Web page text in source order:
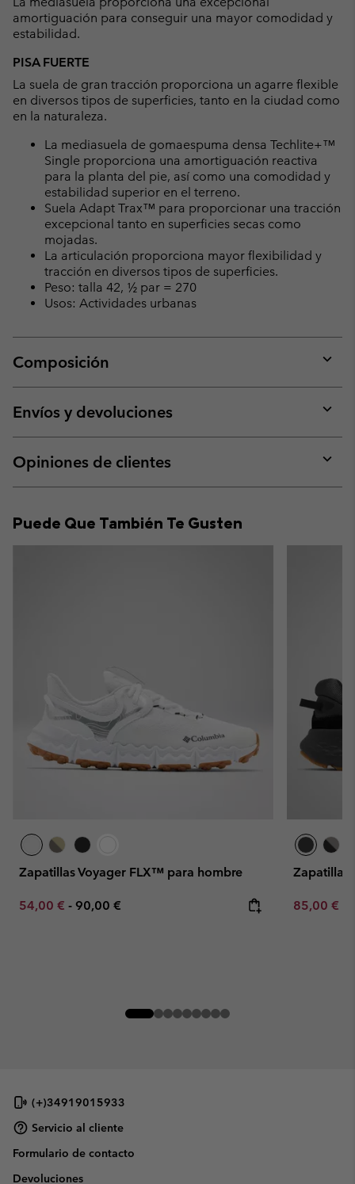
amortiguación para conseguir una mayor comodidad y
estabilidad.
PISA FUERTE
La suela de gran tracción proporciona un agarre flexible
en diversos tipos de superficies, tanto en la ciudad como
en la naturaleza.
La mediasuela de gomaespuma densa Techlite+™
Single proporciona una amortiguación reactiva
para la planta del pie, así como una comodidad y
estabilidad superior en el terreno.
Suela Adapt Trax™ para proporcionar una tracción
excepcional tanto en superficies secas como
mojadas.
La articulación proporciona mayor flexibilidad y
tracción en diversos tipos de superficies.
Peso: talla 42, ½ par = 270
Usos: Actividades urbanas
Composición
or
Envíos y devoluciones
or
Opiniones de clientes
or
Puede Que También Te Gusten
Zapatillas Voyager FLX™ para hombre
Minimum sale price:
54,00 € - Maximum price:
90,00 €
Zapatillas
Minimum
85,00 €
(+)34919015933
Servicio al cliente
Formulario de contacto
Devoluciones